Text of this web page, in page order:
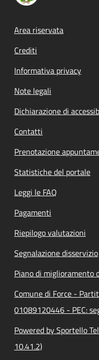
Footer menu
Area riservata
Crediti
Informativa privacy
Note legali
Dichiarazione di
Contatti
Prenotazione
Statistiche del portale
Leggi le FAQ
Pagamenti
Riepilogo valutazioni
Segnalazione disservizio
Piano di miglioramento
Comune di Force -
01089120446 - PEC:
Powered by Sportello
10.41.2)